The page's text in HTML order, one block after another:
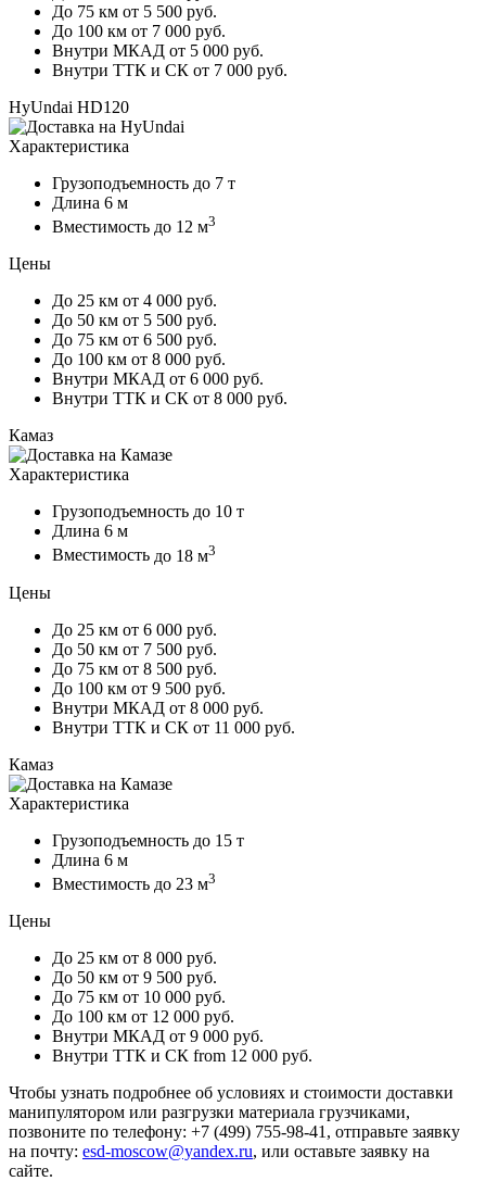
До 75 км от 5 500 руб.
До 100 км от 7 000 руб.
Внутри МКАД от 5 000 руб.
Внутри ТТК и СК от 7 000 руб.
HyUndai HD120
Характеристика
Грузоподъемность до 7 т
Длина 6 м
Вместимость до 12 м3
Цены
До 25 км от 4 000 руб.
До 50 км от 5 500 руб.
До 75 км от 6 500 руб.
До 100 км от 8 000 руб.
Внутри МКАД от 6 000 руб.
Внутри ТТК и СК от 8 000 руб.
Камаз
Характеристика
Грузоподъемность до 10 т
Длина 6 м
Вместимость до 18 м3
Цены
До 25 км от 6 000 руб.
До 50 км от 7 500 руб.
До 75 км от 8 500 руб.
До 100 км от 9 500 руб.
Внутри МКАД от 8 000 руб.
Внутри ТТК и СК от 11 000 руб.
Камаз
Характеристика
Грузоподъемность до 15 т
Длина 6 м
Вместимость до 23 м3
Цены
До 25 км от 8 000 руб.
До 50 км от 9 500 руб.
До 75 км от 10 000 руб.
До 100 км от 12 000 руб.
Внутри МКАД от 9 000 руб.
Внутри ТТК и СК from 12 000 руб.
Чтобы узнать подробнее об условиях и стоимости доставки
манипулятором или разгрузки материала грузчиками,
позвоните по телефону: +7 (499) 755-98-41, отправьте заявку
на почту: esd-moscow@yandex.ru, или оставьте заявку на
сайте.